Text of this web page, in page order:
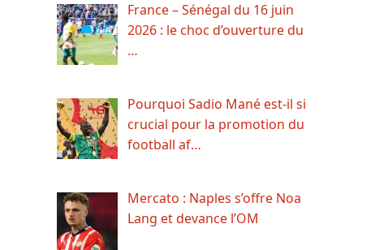
France – Sénégal du 16 juin
2026 : le choc d’ouverture du
…
Pourquoi Sadio Mané est-il si
crucial pour la promotion du
football af…
Mercato : Naples s’offre Noa
Lang et devance l’OM